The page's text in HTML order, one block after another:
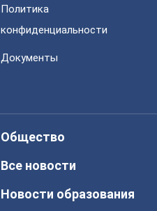
Политика
конфиденциальности
Документы
Общество
Все новости
Новости образования